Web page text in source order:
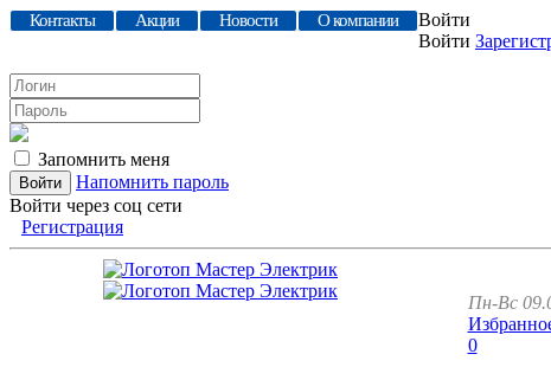
Контакты Акции Новости О компании
Войти
Войти
Запомнить меня
Напомнить пароль
Войти через соц сети
Регистрация
Пн-Вс
0